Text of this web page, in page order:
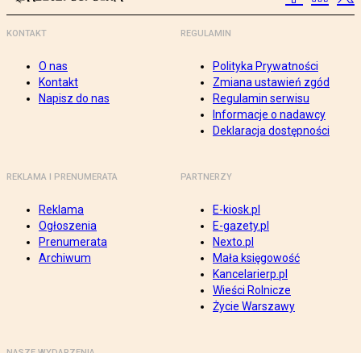
KONTAKT
O nas
Kontakt
Napisz do nas
REGULAMIN
Polityka Prywatności
Zmiana ustawień zgód
Regulamin serwisu
Informacje o nadawcy
Deklaracja dostępności
REKLAMA I PRENUMERATA
Reklama
Ogłoszenia
Prenumerata
Archiwum
PARTNERZY
E-kiosk.pl
E-gazety.pl
Nexto.pl
Mała księgowość
Kancelarierp.pl
Wieści Rolnicze
Życie Warszawy